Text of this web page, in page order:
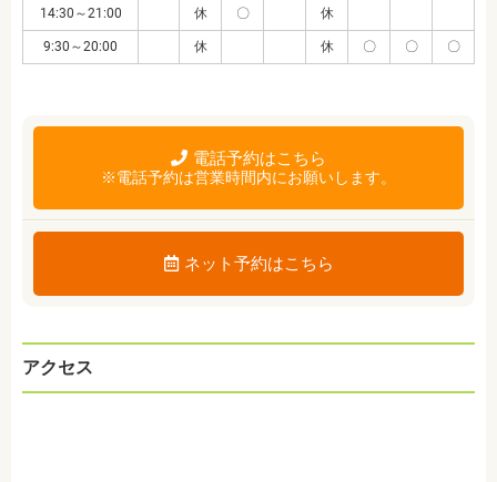
14:30～21:00 休 〇 休
9:30～20:00 休 休 〇 〇 〇
電話予約はこちら
※電話予約は営業時間内にお願いします。
ネット予約はこちら
アクセス